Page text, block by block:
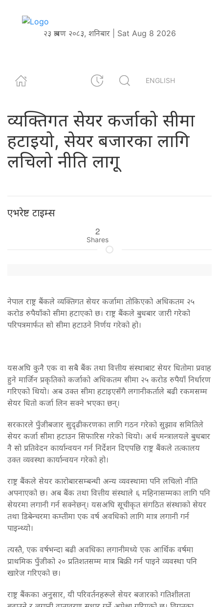
२३ श्रावण २०८३, शनिबार | Sat Aug 8 2026
ENGLISH
व्यक्तिगत सेयर कर्जाको सीमा
हटाइयो, सेयर बजारका लागि
लचिलो नीति लागू
एभरेष्ट टाइम्स
2
Shares
नेपाल राष्ट्र बैंकले व्यक्तिगत सेयर कर्जामा तोकिएको अधिकतम २५
करोड रुपैयाँको सीमा हटाएको छ। राष्ट्र बैंकले बुधबार जारी गरेको
परिपत्रमार्फत सो सीमा हटाउने निर्णय गरेको हो।
यसअघि कुनै एक वा सबै बैंक तथा वित्तीय संस्थाबाट सेयर धितोमा प्रवाह
हुने मार्जिन प्रकृतिको कर्जाको अधिकतम सीमा २५ करोड रुपैयाँ निर्धारण
गरिएको थियो। अब उक्त सीमा हटाइएसँगै लगानीकर्ताले बढी रकमसम्म
सेयर धितो कर्जा लिन सक्ने भएका छन्।
सरकारले पुँजीबजार सुदृढीकरणका लागि गठन गरेको सुझाव समितिले
सेयर कर्जा सीमा हटाउन सिफारिस गरेको थियो। अर्थ मन्त्रालयले बुधबार
नै सो प्रतिवेदन कार्यान्वयन गर्न निर्देशन दिएपछि राष्ट्र बैंकले तत्कालय
उक्त व्यवस्था कार्यान्वयन गरेको हो।
राष्ट्र बैंकले सेयर कारोबारसम्बन्धी अन्य व्यवस्थामा पनि लचिलो नीति
अपनाएको छ। अब बैंक तथा वित्तीय संस्थाले ६ महिनासम्मका लागि पनि
सेयरमा लगानी गर्न सक्नेछन्। यसअघि सूचीकृत संगठित संस्थाको सेयर
तथा डिबेन्चरमा कम्तीमा एक वर्ष अवधिको लागि मात्र लगानी गर्न
पाइन्थ्यो।
त्यस्तै, एक वर्षभन्दा बढी अवधिका लगानीमध्ये एक आर्थिक वर्षमा
प्राथमिक पुँजीको २० प्रतिशतसम्म मात्र बिक्री गर्न पाइने व्यवस्था पनि
खारेज गरिएको छ।
राष्ट्र बैंकका अनुसार, यी परिवर्तनहरूले सेयर बजारको गतिशीलता